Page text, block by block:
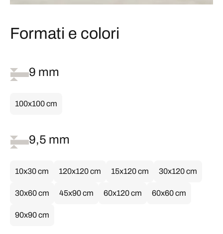
Formati e colori
9 mm
100x100 cm
9,5 mm
10x30 cm 120x120 cm 15x120 cm 30x120 cm
30x60 cm 45x90 cm 60x120 cm 60x60 cm
90x90 cm